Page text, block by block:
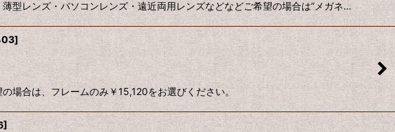
レンズ・パソコンレンズ・遠近両用レンズなどなどご希望の場合は”メガネ…
]
合は、フレームのみ￥15,120をお選びください。
]